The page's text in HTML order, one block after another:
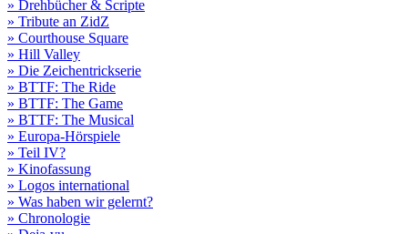
» Drehbücher & Scripte
» Tribute an ZidZ
» Courthouse Square
» Hill Valley
» Die Zeichentrickserie
» BTTF: The Ride
» BTTF: The Game
» BTTF: The Musical
» Europa-Hörspiele
» Teil IV?
» Kinofassung
» Logos international
» Was haben wir gelernt?
» Chronologie